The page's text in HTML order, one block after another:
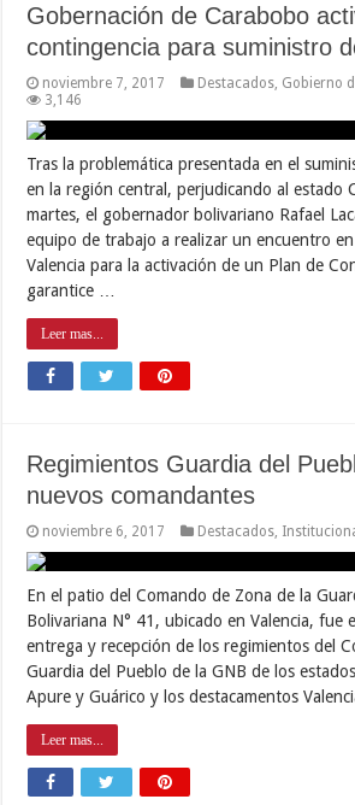
Gobernación de Carabobo
contingencia para suministro
noviembre 7, 2017 Destacados Gobierno
3,146
Tras la problemática presentada en el
en la región central, perjudicando al estado
martes, el gobernador bolivariano Rafael
equipo de trabajo a realizar un encuentro
Valencia para la activación de un Plan de
garantice …
Leer mas...
Regimientos Guardia del
nuevos comandantes
noviembre 6, 2017 Destacados
En el patio del Comando de Zona de la
Bolivariana N° 41, ubicado en Valencia, fue
entrega y recepción de los regimientos del
Guardia del Pueblo de la GNB de los
Apure y Guárico y los destacamentos
Leer mas...